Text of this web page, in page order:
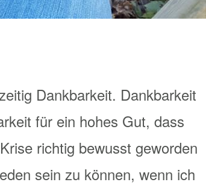
Dankbarkeit. Dankbarkeit
für ein hohes Gut, dass
richtig bewusst geworden
sein zu können, wenn ich